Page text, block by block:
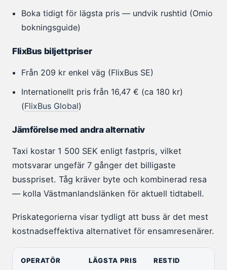
Boka tidigt för lägsta pris — undvik rushtid (Omio
bokningsguide)
FlixBus biljettpriser
Från 209 kr enkel väg (FlixBus SE)
Internationellt pris från 16,47 € (ca 180 kr)
(FlixBus Global)
Jämförelse med andra alternativ
Taxi kostar 1 500 SEK enligt fastpris, vilket
motsvarar ungefär 7 gånger det billigaste
busspriset. Tåg kräver byte och kombinerad resa
— kolla Västmanlandslänken för aktuell tidtabell.
Priskategorierna visar tydligt att buss är det mest
kostnadseffektiva alternativet för ensamresenärer.
OPERATÖR LÄGSTA PRIS RESTID